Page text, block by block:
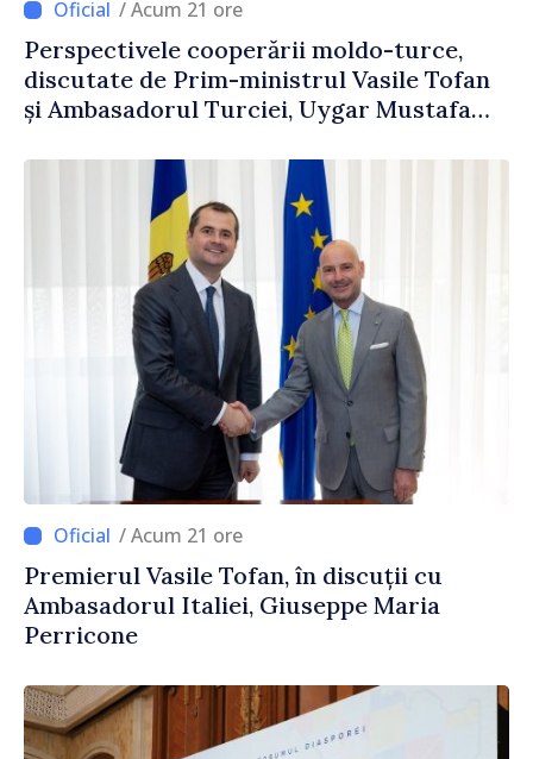
/ Acum 21 ore
Perspectivele cooperării moldo-turce,
discutate de Prim-ministrul Vasile Tofan
și Ambasadorul Turciei, Uygar Mustafa
/ Acum 21 ore
Premierul Vasile Tofan, în discuții cu
Ambasadorul Italiei, Giuseppe Maria
Perricone